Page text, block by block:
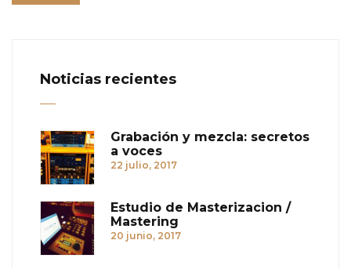
Noticias recientes
Grabación y mezcla: secretos
a voces
22 julio, 2017
Estudio de Masterizacion /
Mastering
20 junio, 2017